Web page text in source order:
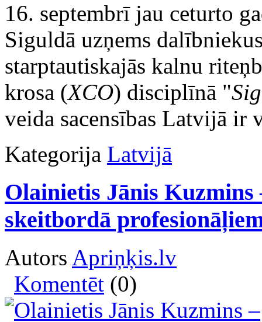
16. septembrī jau ceturto
Siguldā uzņems
starptautiskajās kalnu
krosa (XCO) disciplīnā "
veida sacensības Latvijā ir
Kategorija Latvijā
Olainietis Jānis Kuzmins
skeitbordā
Autors Apriņķis.lv
Komentēt (0)